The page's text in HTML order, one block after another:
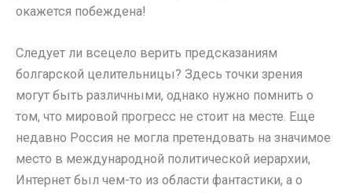
окажется побеждена!
Следует ли всецело верить предсказаниям
болгарской целительницы? Здесь точки зрения
могут быть различными, однако нужно помнить о
том, что мировой прогресс не стоит на месте. Еще
недавно Россия не могла претендовать на значимое
место в международной политической иерархии,
Интернет был чем-то из области фантастики, а о